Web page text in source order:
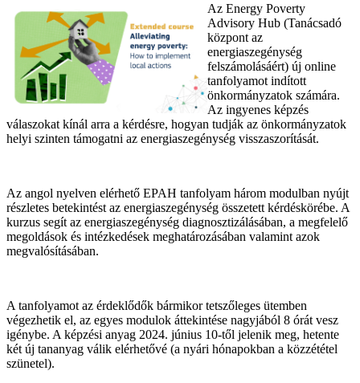
Az Energy Poverty
Advisory Hub (Tanácsadó
központ az
energiaszegénység
felszámolásáért) új online
tanfolyamot indított
önkormányzatok számára.
Az ingyenes képzés
válaszokat kínál arra a kérdésre, hogyan tudják az önkormányzatok
helyi szinten támogatni az energiaszegénység visszaszorítását.
Az angol nyelven elérhető EPAH tanfolyam három modulban nyújt
részletes betekintést az energiaszegénység összetett kérdéskörébe. A
kurzus segít az energiaszegénység diagnosztizálásában, a megfelelő
megoldások és intézkedések meghatározásában valamint azok
megvalósításában.
A tanfolyamot az érdeklődők bármikor tetszőleges ütemben
végezhetik el, az egyes modulok áttekintése nagyjából 8 órát vesz
igénybe. A képzési anyag 2024. június 10-től jelenik meg, hetente
két új tananyag válik elérhetővé (a nyári hónapokban a közzététel
szünetel).